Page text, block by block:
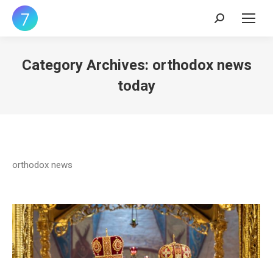
Search:
Category Archives: orthodox news
today
orthodox news